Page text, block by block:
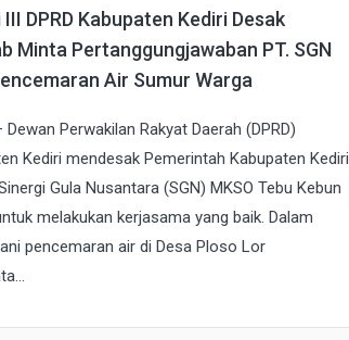
DPRD Kabupaten Kediri Desak
Minta Pertanggungjawaban PT. SGN
Air Sumur Warga
Dewan Perwakilan Rakyat Daerah (DPRD)
Kediri mendesak Pemerintah Kabupaten Kediri
Gula Nusantara (SGN) MKSO Tebu Kebun
melakukan kerjasama yang baik. Dalam
pencemaran air di Desa Ploso Lor